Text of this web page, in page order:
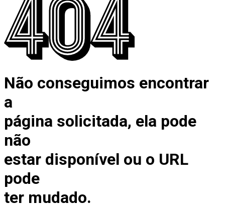
Não conseguimos encontrar
a
página solicitada, ela pode
não
estar disponível ou o URL
pode
ter mudado.